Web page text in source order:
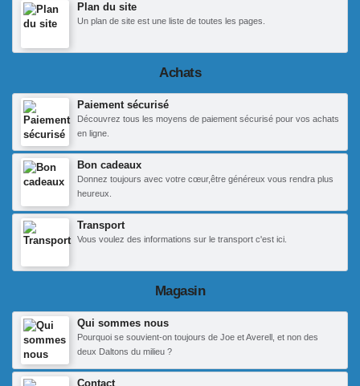
Plan du site
Un plan de site est une liste de toutes les pages.
Achats
Paiement sécurisé
Découvrez tous les moyens de paiement sécurisé pour vos achats
en ligne.
Bon cadeaux
Donnez toujours avec votre cœur,être généreux vous rendra plus
heureux.
Transport
Vous voulez des informations sur le transport c'est ici.
Magasin
Qui sommes nous
Pourquoi se souvient-on toujours de Joe et Averell, et non des
deux Daltons du milieu ?
Contact